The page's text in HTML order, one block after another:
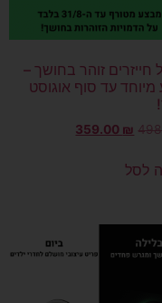
חייזרים זוהר בחושך –
עד סוף אוגוסט
359.00 ₪
לסל